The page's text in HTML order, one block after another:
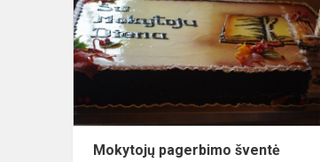
Mokytojų pagerbimo šventė